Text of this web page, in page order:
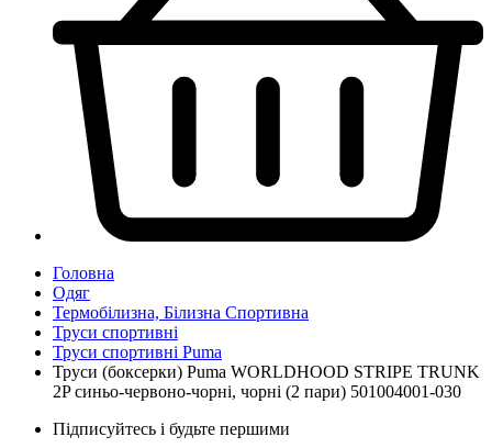
Головна
Одяг
Термобілизна, Білизна Спортивна
Труси спортивні
Труси спортивні Puma
Труси (боксерки) Puma WORLDHOOD STRIPE TRUNK
2P синьо-червоно-чорні, чорні (2 пари) 501004001-030
Підписуйтесь і будьте першими